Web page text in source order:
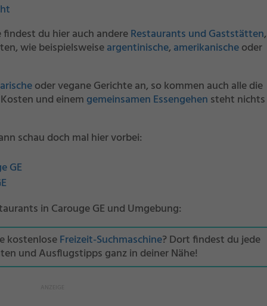
findest du hier auch andereRestaurants und Gaststätten,
wie beispielsweiseargentinische,amerikanischeoder
oder vegane Gerichte an, so kommen auch alle die
und einem gemeinsamen Essengehen steht nichts
schau doch mal hier vorbei:
GE
in Carouge GE und Umgebung:
kostenloseFreizeit-Suchmaschine? Dort findest du jede
und Ausflugstipps ganz in deiner Nähe!